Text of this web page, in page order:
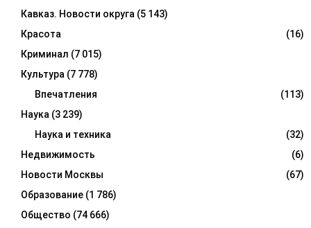
Кавказ. Новости округа (5 143)
Красота
(16)
Криминал (7 015)
Культура (7 778)
Впечатления
(113)
Наука (3 239)
Наука и техника
(32)
Недвижимость
(6)
Новости Москвы
(67)
Образование (1 786)
Общество (74 666)